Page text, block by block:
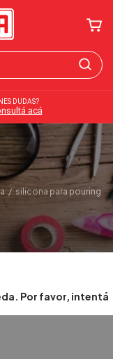
DUDAS?
acá
/ silicona para pouring
Por favor, intentá